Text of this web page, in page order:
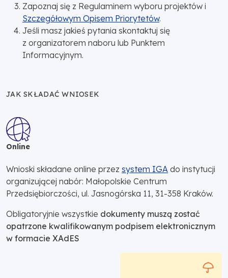
Zapoznaj się z Regulaminem wyboru projektów i
Szczegółowym Opisem Priorytetów.
Jeśli masz jakieś pytania skontaktuj się
z organizatorem naboru lub Punktem
Informacyjnym.
JAK SKŁADAĆ WNIOSEK
Online
Wnioski składane online przez system IGA do instytucji
organizującej nabór: Małopolskie Centrum
Przedsiębiorczości, ul. Jasnogórska 11, 31-358 Kraków.
Obligatoryjnie wszystkie dokumenty muszą zostać
opatrzone kwalifikowanym podpisem elektronicznym
w formacie XAdES